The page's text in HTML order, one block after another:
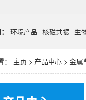
环境产品 核磁共振 生
主页 > 产品中心 > 金属